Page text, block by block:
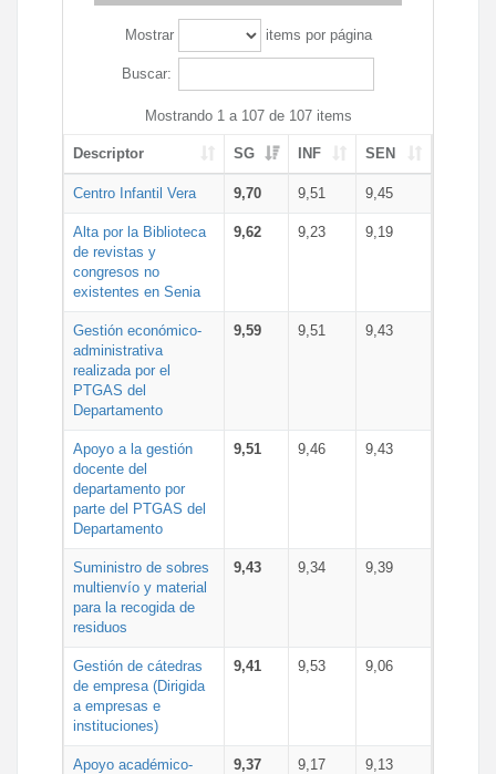
Mostrar items por página
Buscar:
Mostrando 1 a 107 de 107 items
Descriptor SG INF SEN
Centro Infantil Vera 9,70 9,51 9,45
Alta por la Biblioteca
de revistas y
congresos no
existentes en Senia
9,62 9,23 9,19
Gestión económico-
administrativa
realizada por el
PTGAS del
Departamento
9,59 9,51 9,43
Apoyo a la gestión
docente del
departamento por
parte del PTGAS del
Departamento
9,51 9,46 9,43
Suministro de sobres
multienvío y material
para la recogida de
residuos
9,43 9,34 9,39
Gestión de cátedras
de empresa (Dirigida
a empresas e
instituciones)
9,41 9,53 9,06
Apoyo académico-
9,37 9,17 9,13